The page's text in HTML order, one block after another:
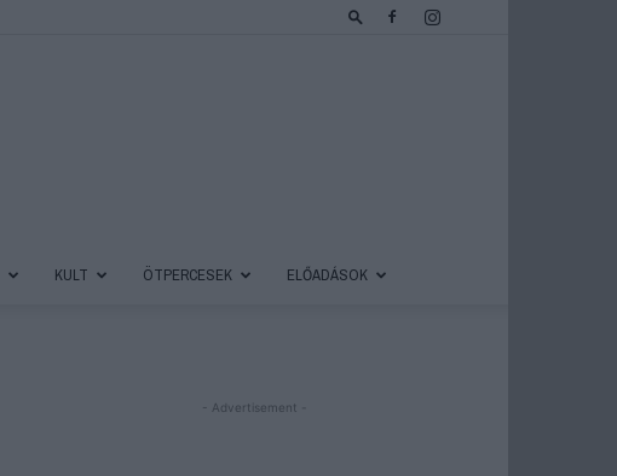
KULT ÖTPERCESEK ELŐADÁSOK
- Advertisement -